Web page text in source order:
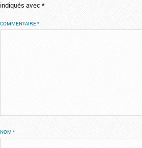
indiqués avec*
COMMENTAIRE*
NOM *